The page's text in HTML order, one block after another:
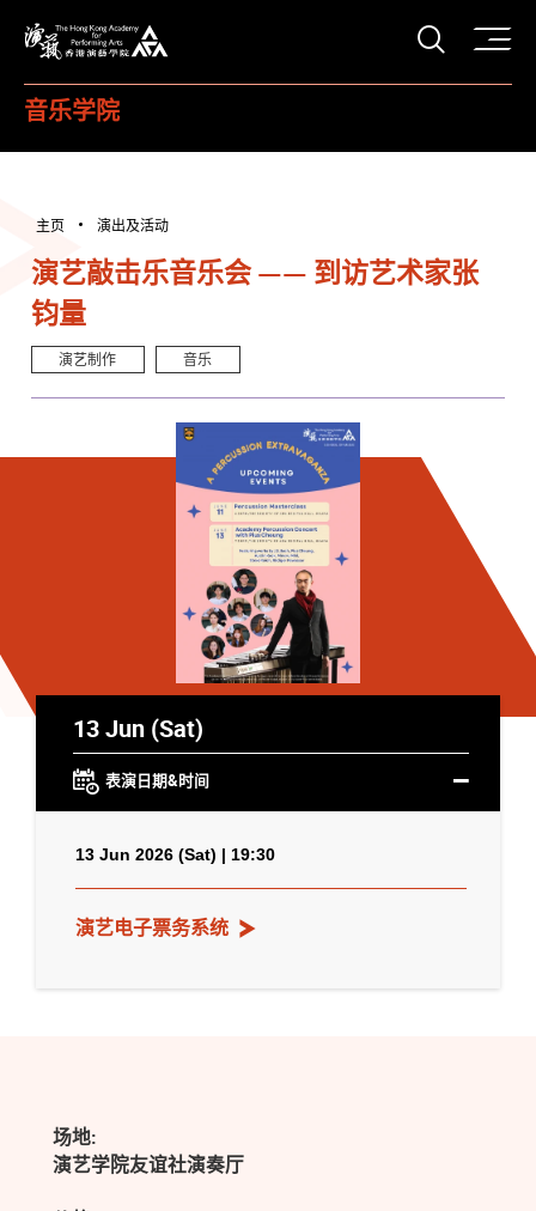
打开
音乐学院
主页 演出及活动
演艺敲击乐音乐会 —— 到访艺术家张
钧量
演艺制作 音乐
13 Jun (Sat)
表演日期&时间
13 Jun 2026 (Sat) | 19:30
演艺电子票务系统
场地:
演艺学院友谊社演奏厅